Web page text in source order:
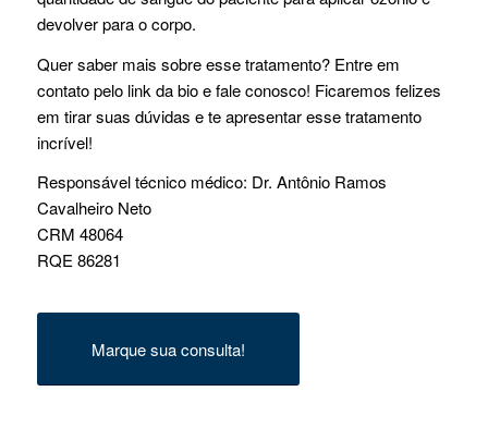
devolver para o corpo.
Quer saber mais sobre esse tratamento? Entre em
contato pelo link da bio e fale conosco! Ficaremos felizes
em tirar suas dúvidas e te apresentar esse tratamento
incrível!
Responsável técnico médico: Dr. Antônio Ramos
Cavalheiro Neto
CRM 48064
RQE 86281
Marque sua consulta!